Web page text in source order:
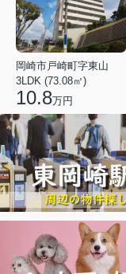
岡崎市戸崎町字東山
3LDK (73.08㎡)
10.8万円